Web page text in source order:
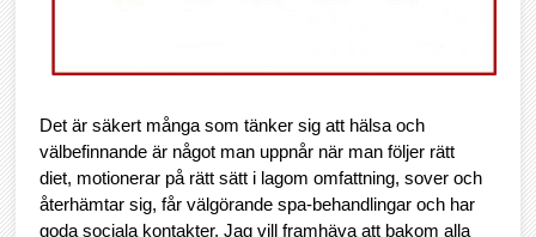
Det är säkert många som tänker sig att hälsa och
välbefinnande är något man uppnår när man följer rätt
diet, motionerar på rätt sätt i lagom omfattning, sover och
återhämtar sig, får välgörande spa-behandlingar och har
goda sociala kontakter. Jag vill framhäva att bakom alla